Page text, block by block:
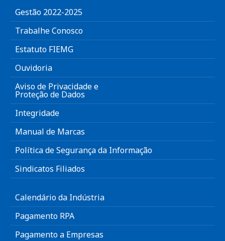
Gestão 2022-2025
Trabalhe Conosco
Estatuto FIEMG
Ouvidoria
Aviso de Privacidade e
Proteção de Dados
Integridade
Manual de Marcas
Política de Segurança da Informação
Sindicatos Filiados
Calendário da Indústria
Pagamento RPA
Pagamento a Empresas